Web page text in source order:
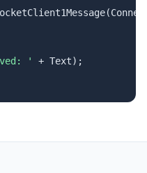
'